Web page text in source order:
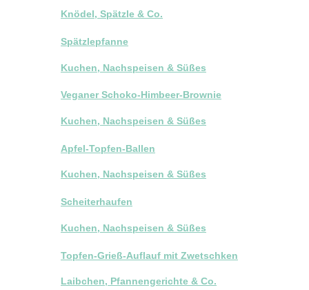
Knödel, Spätzle & Co.
Spätzlepfanne
Kuchen, Nachspeisen & Süßes
Veganer Schoko-Himbeer-Brownie
Kuchen, Nachspeisen & Süßes
Apfel-Topfen-Ballen
Kuchen, Nachspeisen & Süßes
Scheiterhaufen
Kuchen, Nachspeisen & Süßes
Topfen-Grieß-Auflauf mit Zwetschken
Laibchen, Pfannengerichte & Co.